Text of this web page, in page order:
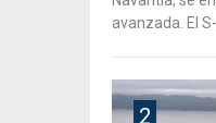
avanzada. El S-
2